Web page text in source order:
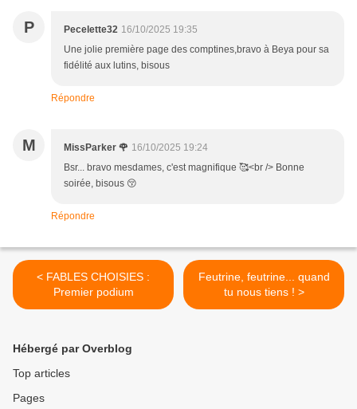
P Pecelette32 16/10/2025 19:35
Une jolie première page des comptines,bravo à Beya pour sa
fidélité aux lutins, bisous
Répondre
M MissParker 🌹 16/10/2025 19:24
Bsr... bravo mesdames, c'est magnifique 🥰<br /> Bonne
soirée, bisous 😚
Répondre
< FABLES CHOISIES :
Premier podium
Feutrine, feutrine... quand
tu nous tiens ! >
Hébergé par Overblog
Top articles
Pages